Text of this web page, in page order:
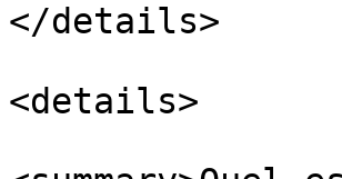
</details>
<details>